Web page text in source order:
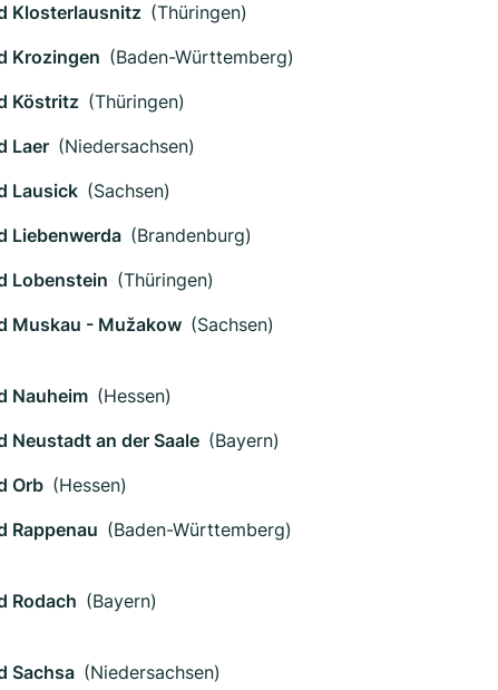
Klosterlausnitz (Thüringen)
Krozingen (Baden-Württemberg)
Köstritz (Thüringen)
Laer (Niedersachsen)
Lausick (Sachsen)
Liebenwerda (Brandenburg)
Lobenstein (Thüringen)
Muskau - Mužakow (Sachsen)
Nauheim (Hessen)
Neustadt an der Saale (Bayern)
Orb (Hessen)
Rappenau (Baden-Württemberg)
Rodach (Bayern)
Sachsa (Niedersachsen)